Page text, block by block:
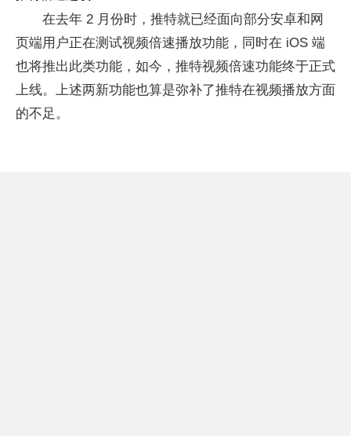
在去年 2 月份时，推特就已经面向部分安卓和网
页端用户正在测试视频倍速播放功能，同时在 iOS 端
也将推出此类功能，如今，推特视频倍速功能终于正式
上线。上述两新功能也算是弥补了推特在视频播放方面
的不足。